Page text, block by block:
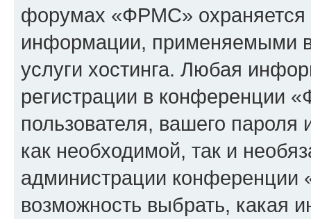
форумах «ФРМС» охраняется
информации, применяемыми
услуги хостинга. Любая
регистрации в конференции
пользователя, вашего
как необходимой, так и
администрации
возможность выбрать, какая